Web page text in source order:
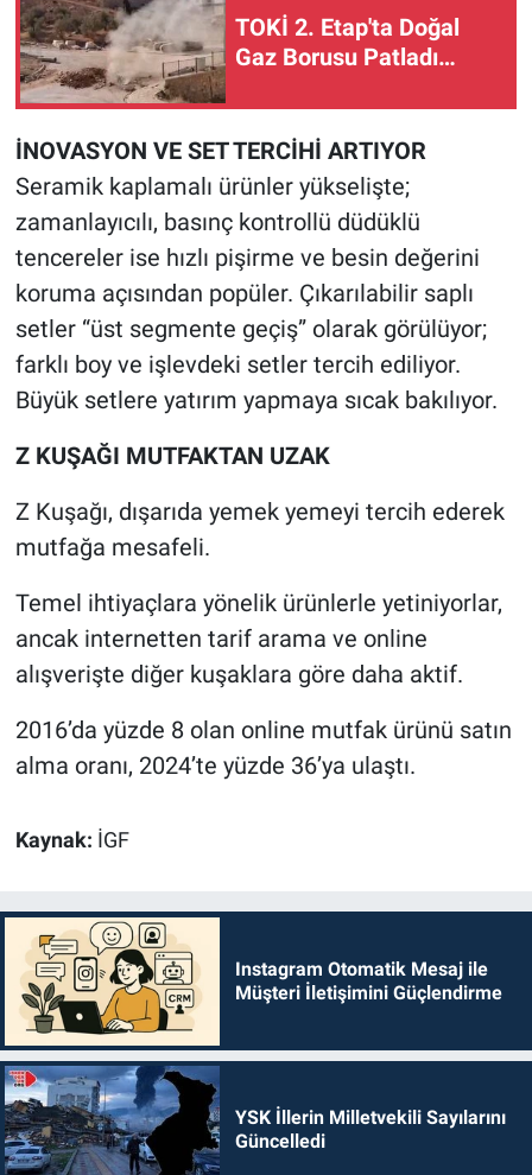
TOKİ 2. Etap'ta Doğal
Gaz Borusu Patladı…
İNOVASYON VE SET TERCİHİ ARTIYOR
Seramik kaplamalı ürünler yükselişte;
zamanlayıcılı, basınç kontrollü düdüklü
tencereler ise hızlı pişirme ve besin değerini
koruma açısından popüler. Çıkarılabilir saplı
setler “üst segmente geçiş” olarak görülüyor;
farklı boy ve işlevdeki setler tercih ediliyor.
Büyük setlere yatırım yapmaya sıcak bakılıyor.
Z KUŞAĞI MUTFAKTAN UZAK
Z Kuşağı, dışarıda yemek yemeyi tercih ederek
mutfağa mesafeli.
Temel ihtiyaçlara yönelik ürünlerle yetiniyorlar,
ancak internetten tarif arama ve online
alışverişte diğer kuşaklara göre daha aktif.
2016’da yüzde 8 olan online mutfak ürünü satın
alma oranı, 2024’te yüzde 36’ya ulaştı.
Kaynak: İGF
Instagram Otomatik Mesaj ile
Müşteri İletişimini Güçlendirme
YSK İllerin Milletvekili Sayılarını
Güncelledi